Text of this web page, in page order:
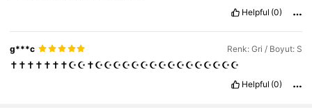
Helpful (0)
g***c Renk: Gri / Boyut: S
✝️✝️✝️✝️✝️✝️✝️☪️☪️✝️☪️☪️☪️☪️☪️☪️☪️☪️☪️☪️☪️☪️☪️☪️☪️☪️
Helpful (0)